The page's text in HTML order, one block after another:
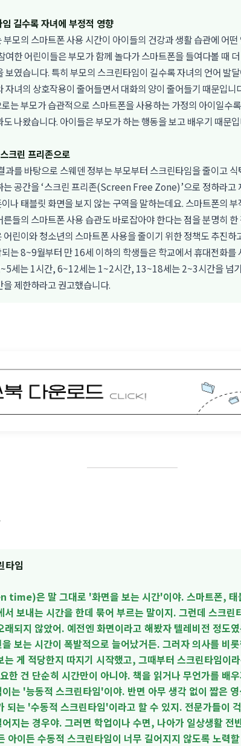
길수록 자녀에 부정적 영향
부모의 스마트폰 사용 시간이 아이들의 건강과 생활 습관에 어
여한 어린이들은 부모가 함께 놀다가 스마트폰을 들여다볼 때
보였습니다. 특히 부모의 스크린타임이 길수록 자녀의 언어 발
자녀의 상호작용이 줄어들면서 대화의 양이 줄어들기 때문입니
는 부모가 습관적으로 스마트폰을 사용하는 가정의 아이일수
도 나왔습니다. 아이들은 부모가 하는 행동을 보고 배우기 때문
크린 프리존으로
과를 바탕으로 스웨덴 정부는 부모부터 스크린타임을 줄이고
는 공간을 ‘스크린 프리존(Screen Free Zone)’으로 정하라고
나 태블릿 화면을 보지 않는 구역을 말하는데요. 스마트폰의
른들의 스마트폰 사용 습관도 바로잡아야 한다는 점을 분명히 한
어린이와 청소년의 스마트폰 사용을 줄이기 위한 정책도 추진
는 8~9월부터 만 16세 이하의 학생들은 학교에서 휴대전화를
세는 1시간, 6~12세는 1~2시간, 13~18세는 2~3시간을 넘
을 제한하라고 권고했습니다.
타임
time)은 말 그대로 '화면을 보는 시간'이야. 스마트폰, 태
서 보내는 시간을 한데 묶어 부르는 말이지. 그런데 스크린
래되지 않았어. 예전엔 화면이라고 해봤자 텔레비전 정도
보는 시간이 폭발적으로 늘어났거든. 그러자 의사를 비
는 게 적당한지 따지기 시작했고, 그때부터 스크린타임이
한 건 단순히 시간만이 아니야. 책을 읽거나 무언가를 배
는 '능동적 스크린타임'이야. 반면 아무 생각 없이 짧은
되는 '수동적 스크린타임'이라고 할 수 있지. 전문가들이
지는 경우야. 그러면 학업이나 수면, 나아가 일상생활 전
아이든 수동적 스크린타임이 너무 길어지지 않도록 노력